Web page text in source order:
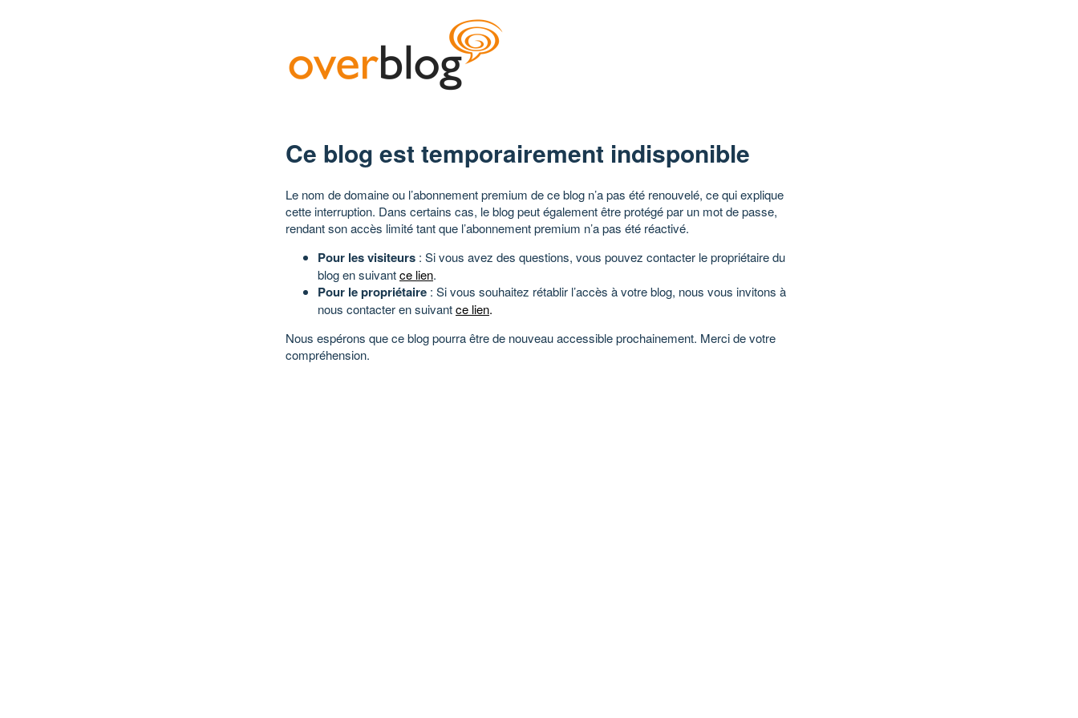
Ce blog est temporairement indisponible
Le nom de domaine ou l’abonnement premium de ce blog n’a pas été renouvelé, ce qui explique
cette interruption. Dans certains cas, le blog peut également être protégé par un mot de passe,
rendant son accès limité tant que l’abonnement premium n’a pas été réactivé.
Pour les visiteurs : Si vous avez des questions, vous pouvez contacter le propriétaire du
blog en suivantce lien.
Pour le propriétaire : Si vous souhaitez rétablir l’accès à votre blog, nous vous invitons à
nous contacter en suivantce lien.
Nous espérons que ce blog pourra être de nouveau accessible prochainement. Merci de votre
compréhension.